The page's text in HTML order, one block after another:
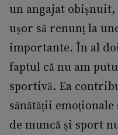
un angajat obișnuit,
ușor să renunț la
importante. În al
faptul că nu am
sportivă. Ea
sănătății
de muncă și sport